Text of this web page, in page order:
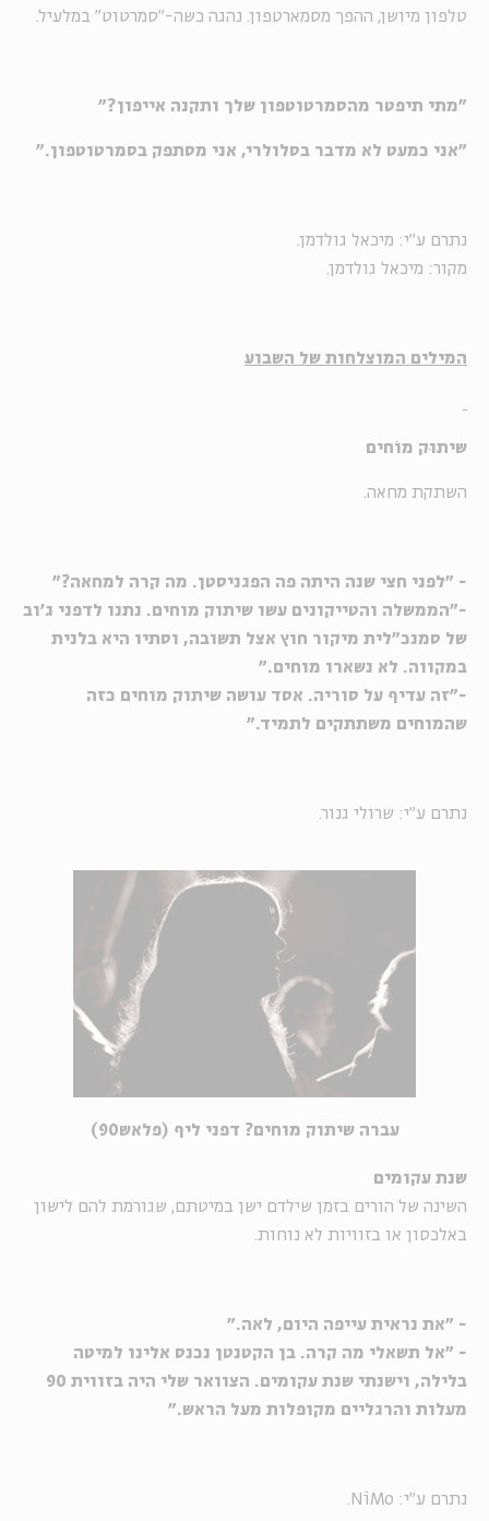
טלפון מיושן, ההפך מסמארטפון. נהגה כשה-"סמרטוט" במלעיל.
"מתי תיפטר מהסמרטוטפון שלך ותקנה אייפון?"
"אני כמעט לא מדבר בסלולרי, אני מסתפק בסמרטוטפון."
נתרם ע"י: מיכאל גולדמן.
מקור: מיכאל גולדמן.
המילים המוצלחות של השבוע
שיתוּק מוֹחים
השתקת מחאה.
- "לפני חצי שנה היתה פה הפגניסטן. מה קרה למחאה?"
-"הממשלה והטייקונים עשו שיתוק מוחים. נתנו לדפני ג'וב
של סמנכ"לית מיקור חוץ אצל תשובה, וסתיו היא בלנית
במקווה. לא נשארו מוחים."
-"זה עדיף על סוריה. אסד עושה שיתוק מוחים כזה
שהמוחים משתתקים לתמיד."
נתרם ע"י: שרולי גנור.
עברה שיתוק מוחים? דפני ליף (פלאש90)
שנת עקומים
השינה של הורים בזמן שילדם ישן במיטתם, שגורמת להם לישון
באלכסון או בזוויות לא נוחות.
- "את נראית עייפה היום, לאה."
- "אל תשאלי מה קרה. בן הקטנטן נכנס אלינו למיטה
בלילה, וישנתי שנת עקומים. הצוואר שלי היה בזווית 90
מעלות והרגליים מקופלות מעל הראש."
נתרם ע"י: NiMo.